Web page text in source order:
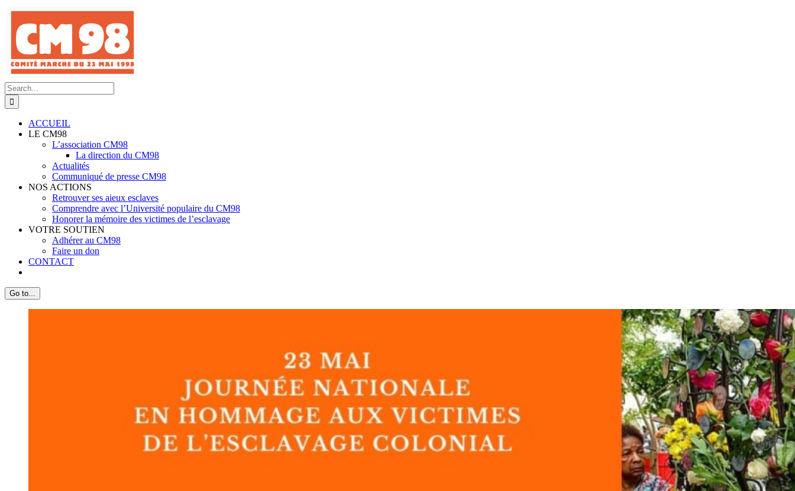
Skip
content
Search
for:
ACCUEIL
LE CM98
L’association CM98
La direction du CM98
Actualités
Communiqué de presse CM98
NOS ACTIONS
Retrouver ses aieux esclaves
Comprendre avec l’Université populaire du CM98
Honorer la mémoire des victimes de l’esclavage
VOTRE SOUTIEN
Adhérer au CM98
Faire un don
CONTACT
Go to...